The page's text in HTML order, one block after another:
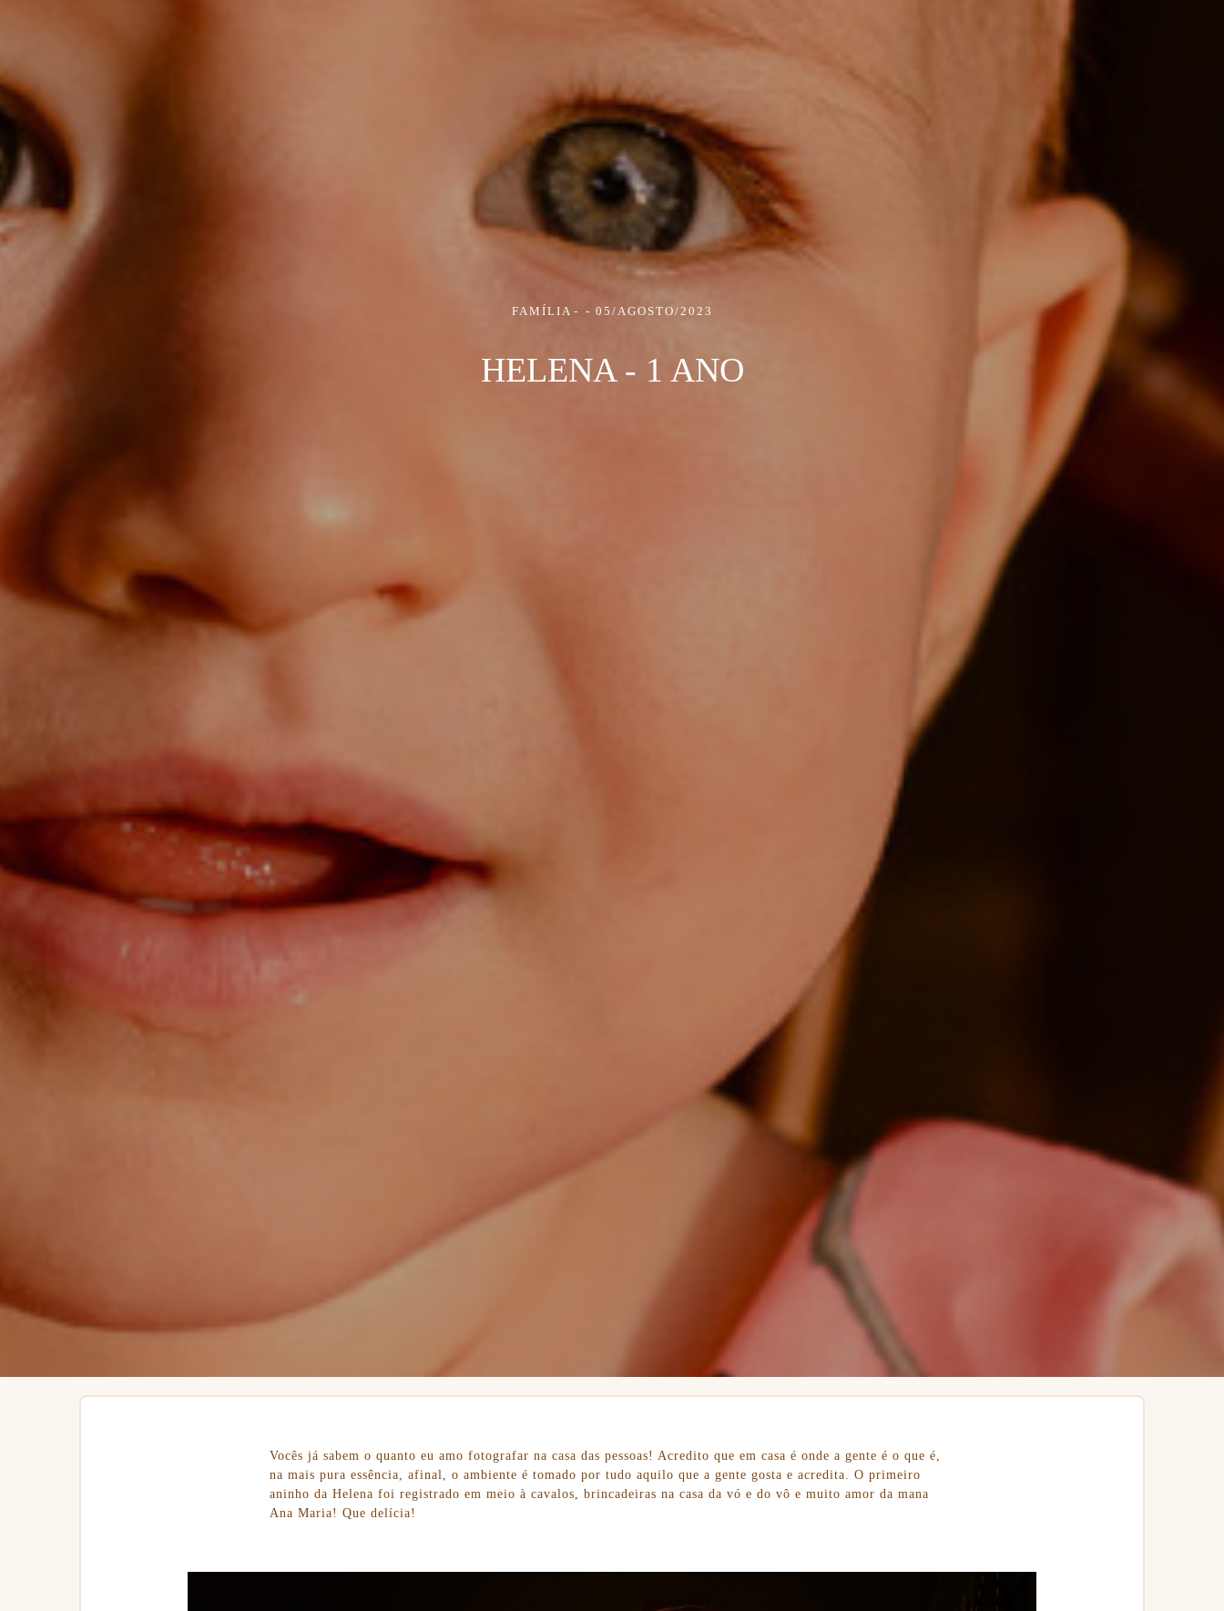
FAMÍLIA 05/AGOSTO/2023
HELENA - 1 ANO
Vocês já sabem o quanto eu amo fotografar na casa das pessoas! Acredito que em casa é onde a gente é o que é,
na mais pura essência, afinal, o ambiente é tomado por tudo aquilo que a gente gosta e acredita. O primeiro
aninho da Helena foi registrado em meio à cavalos, brincadeiras na casa da vó e do vô e muito amor da mana
Ana Maria! Que delícia!